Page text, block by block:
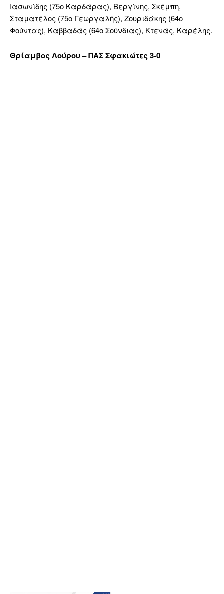
Ιασωνίδης (75ο Καρδάρας), Βεργίνης, Σκέμπη,
Σταματέλος (75ο Γεωργαλής), Ζουριδάκης (64ο
Φούντας), Καββαδάς (64ο Σούνδιας), Κτενάς, Καρέλης.
Θρίαμβος Λούρου – ΠΑΣ Σφακιώτες 3-0